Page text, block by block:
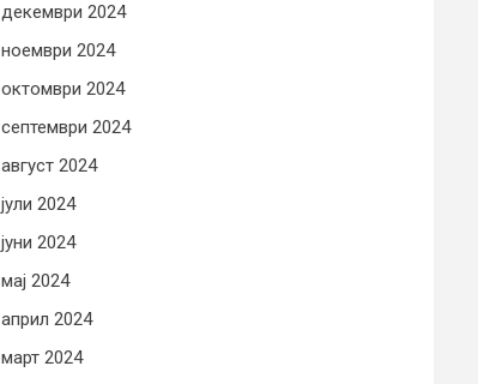
декември 2024
ноември 2024
октомври 2024
септември 2024
август 2024
јули 2024
јуни 2024
мај 2024
април 2024
март 2024